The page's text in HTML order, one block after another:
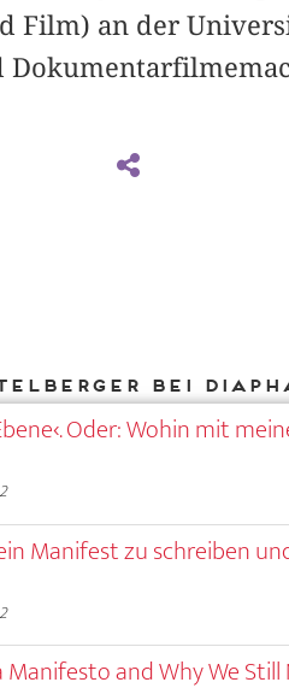
Film) an der
bei
Oder: Wohin mit
Manifest zu schreiben
and Why We Still